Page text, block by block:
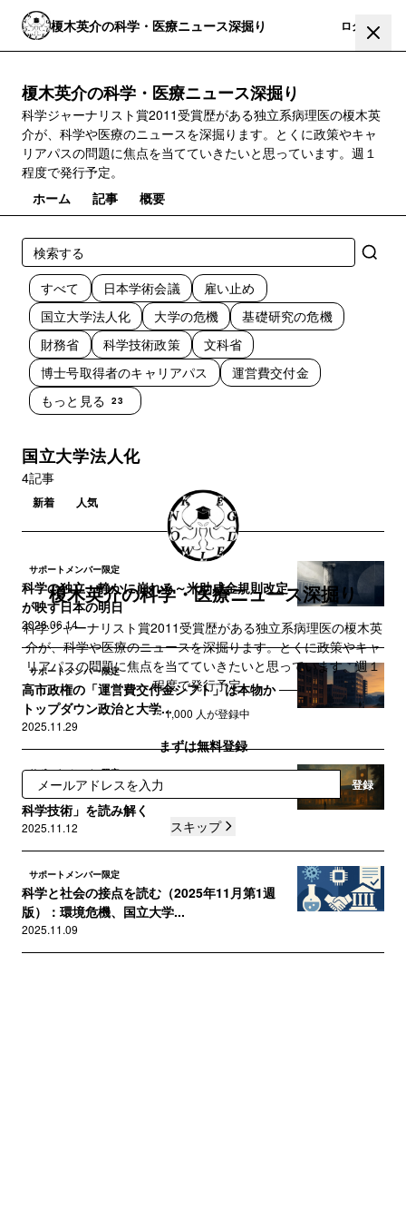
榎木英介の科学・医療ニュース深掘り ログイン
榎木英介の科学・医療ニュース深掘り
科学ジャーナリスト賞2011受賞歴がある独立系病理医の榎木英
介が、科学や医療のニュースを深掘ります。とくに政策やキャ
リアパスの問題に焦点を当てていきたいと思っています。週１
程度で発行予定。
ホーム
記事 概要
すべて 日本学術会議
雇い止め
国立大学法人化
大学の危機
基礎研究の危機
財務省
科学技術政策
文科省
博士号取得者のキャリアパス
運営費交付金
もっと見る 23
国立大学法人化
4記事
新着 人気
サポートメンバー限定
科学の独立、静かに崩れる～米助成金規則改定
が映す日本の明日
2026.06.14
サポートメンバー限定
高市政権の「運営費交付金シフト」は本物か ──
トップダウン政治と大学...
2025.11.29
サポートメンバー限定
変わらぬ財務省〜財政制度等審議会の「文教・
科学技術」を読み解く
2025.11.12
サポートメンバー限定
科学と社会の接点を読む（2025年11月第1週
版）：環境危機、国立大学...
2025.11.09
榎木英介の科学・医療ニュース深掘り
科学ジャーナリスト賞2011受賞歴がある独立系病理医の榎木英
介が、科学や医療のニュースを深掘ります。とくに政策やキャ
リアパスの問題に焦点を当てていきたいと思っています。週１
程度で発行予定。
~ 1,000 人が登録中
まずは無料登録
登録
スキップ